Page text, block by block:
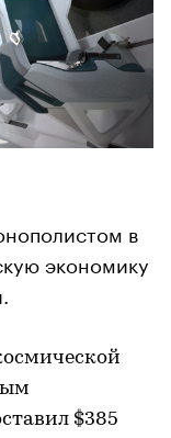
в
экономику
$385